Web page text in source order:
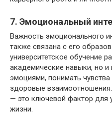
7. Эмоциональный
Важность эмоционального
также связана с его
университетское обучение
академические навыки, но и
эмоциями, понимать
здоровые
— это ключевой фактор для
жизни.